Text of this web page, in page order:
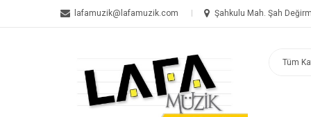
lafamuzik@lafamuzik.com Şahkulu Mah. Şah